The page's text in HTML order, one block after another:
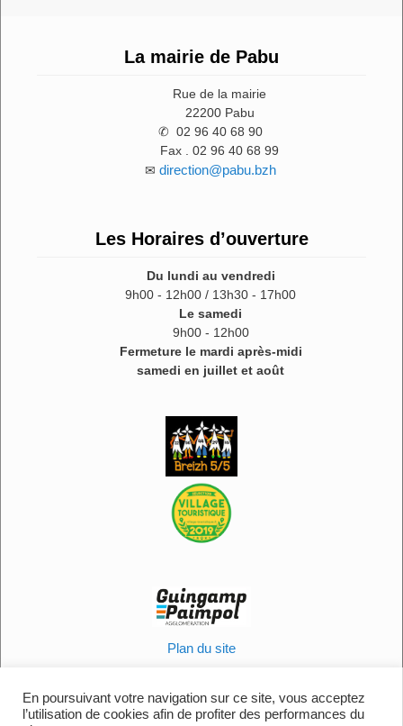
La mairie de Pabu
Rue de la mairie
22200 Pabu
✆ 02 96 40 68 90
Fax . 02 96 40 68 99
✉ direction@pabu.bzh
Les Horaires d’ouverture
Du lundi au vendredi
9h00 - 12h00 / 13h30 - 17h00
Le samedi
9h00 - 12h00
Fermeture le mardi après-midi
samedi en juillet et août
Plan du site
Politique en matière de cookies
Contactez-nous
En poursuivant votre navigation sur ce site, vous acceptez
l’utilisation de cookies afin de profiter des performances du